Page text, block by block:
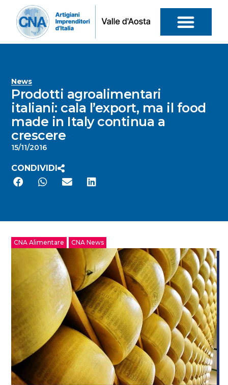
News
Prodotti agroalimentari
italiani: cala l’export, ma il food
made in Italy continua a
crescere
15/11/2016
CONDIVIDI
CNA Alimentare CNA News